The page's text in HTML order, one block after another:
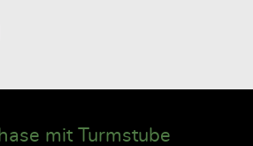
Ringmauer und Wehrarchitektur
Hauptburg: Palaszugang und Erschließungssystem
mit Turmstube